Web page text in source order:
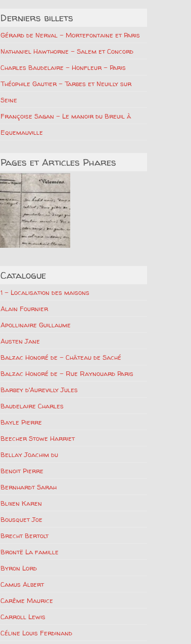
Derniers billets
Gérard de Nerval – Mortefontaine et Paris
Nathaniel Hawthorne – Salem et Concord
Charles Baudelaire – Honfleur – Paris
Théophile Gautier – Tarbes et Neuilly sur
Seine
Françoise Sagan – Le manoir du Breuil à
Equemauville
Pages et Articles Phares
Catalogue
1 – Localisation des maisons
Alain Fournier
Apollinaire Guillaume
Austen Jane
Balzac Honoré de – Château de Saché
Balzac Honoré de – Rue Raynouard Paris
Barbey d'Aurevilly Jules
Baudelaire Charles
Bayle Pierre
Beecher Stowe Harriet
Bellay Joachim du
Benoit Pierre
Bernhardt Sarah
Blixen Karen
Bousquet Joe
Brecht Bertolt
Brontë La famille
Byron Lord
Camus Albert
Carême Maurice
Carroll Lewis
Céline Louis Ferdinand